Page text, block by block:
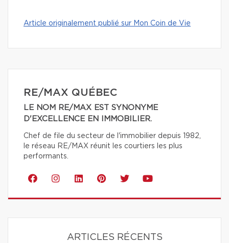
Article originalement publié sur Mon Coin de Vie
RE/MAX QUÉBEC
LE NOM RE/MAX EST SYNONYME
D'EXCELLENCE EN IMMOBILIER.
Chef de file du secteur de l'immobilier depuis 1982,
le réseau RE/MAX réunit les courtiers les plus
performants.
ARTICLES RÉCENTS